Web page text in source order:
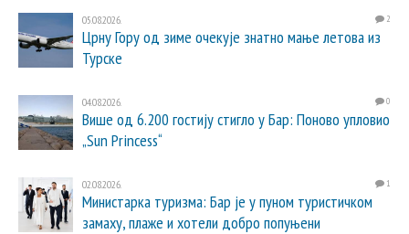
05.08.2026. 2
Црну Гору од зиме очекује знатно мање летова из
Турске
04.08.2026. 0
Више од 6.200 гостију стигло у Бар: Поново упловио
„Sun Princess“
02.08.2026. 1
Министарка туризма: Бар је у пуном туристичком
замаху, плаже и хотели добро попуњени